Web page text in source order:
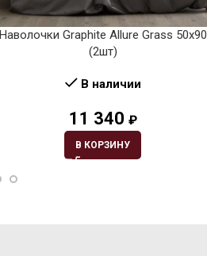
Наволочки Graphite Allure Grass 50х90
(2шт)
В наличии
11 340 ₽
В КОРЗИНУ